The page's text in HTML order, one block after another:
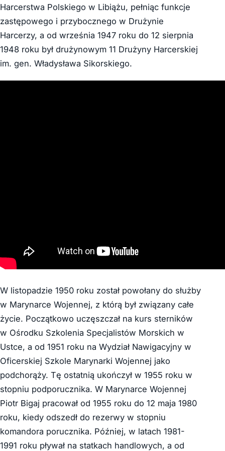
Harcerstwa Polskiego w Libiążu, pełniąc funkcje
zastępowego i przybocznego w Drużynie
Harcerzy, a od września 1947 roku do 12 sierpnia
1948 roku był drużynowym 11 Drużyny Harcerskiej
im. gen. Władysława Sikorskiego.
W listopadzie 1950 roku został powołany do służby
w Marynarce Wojennej, z którą był związany całe
życie. Początkowo uczęszczał na kurs sterników
w Ośrodku Szkolenia Specjalistów Morskich w
Ustce, a od 1951 roku na Wydział Nawigacyjny w
Oficerskiej Szkole Marynarki Wojennej jako
podchorąży. Tę ostatnią ukończył w 1955 roku w
stopniu podporucznika. W Marynarce Wojennej
Piotr Bigaj pracował od 1955 roku do 12 maja 1980
roku, kiedy odszedł do rezerwy w stopniu
komandora porucznika. Później, w latach 1981-
1991 roku pływał na statkach handlowych, a od